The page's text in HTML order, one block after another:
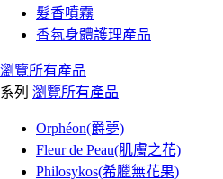
髮香噴霧
香氛身體護理產品
瀏覽所有產品
系列 瀏覽所有產品
Orphéon(爵夢)
Fleur de Peau(肌膚之花)
Philosykos(希臘無花果)